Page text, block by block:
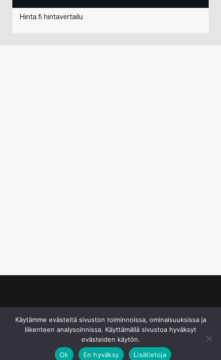
Hinta.fi hintavertailu
Käytämme evästeitä sivuston toiminnoissa, ominaisuuksissa ja
liikenteen analysoinnissa. Käyttämällä sivustoa hyväksyt
evästeiden käytön.
Ok
En hyväksy Lisätietoja